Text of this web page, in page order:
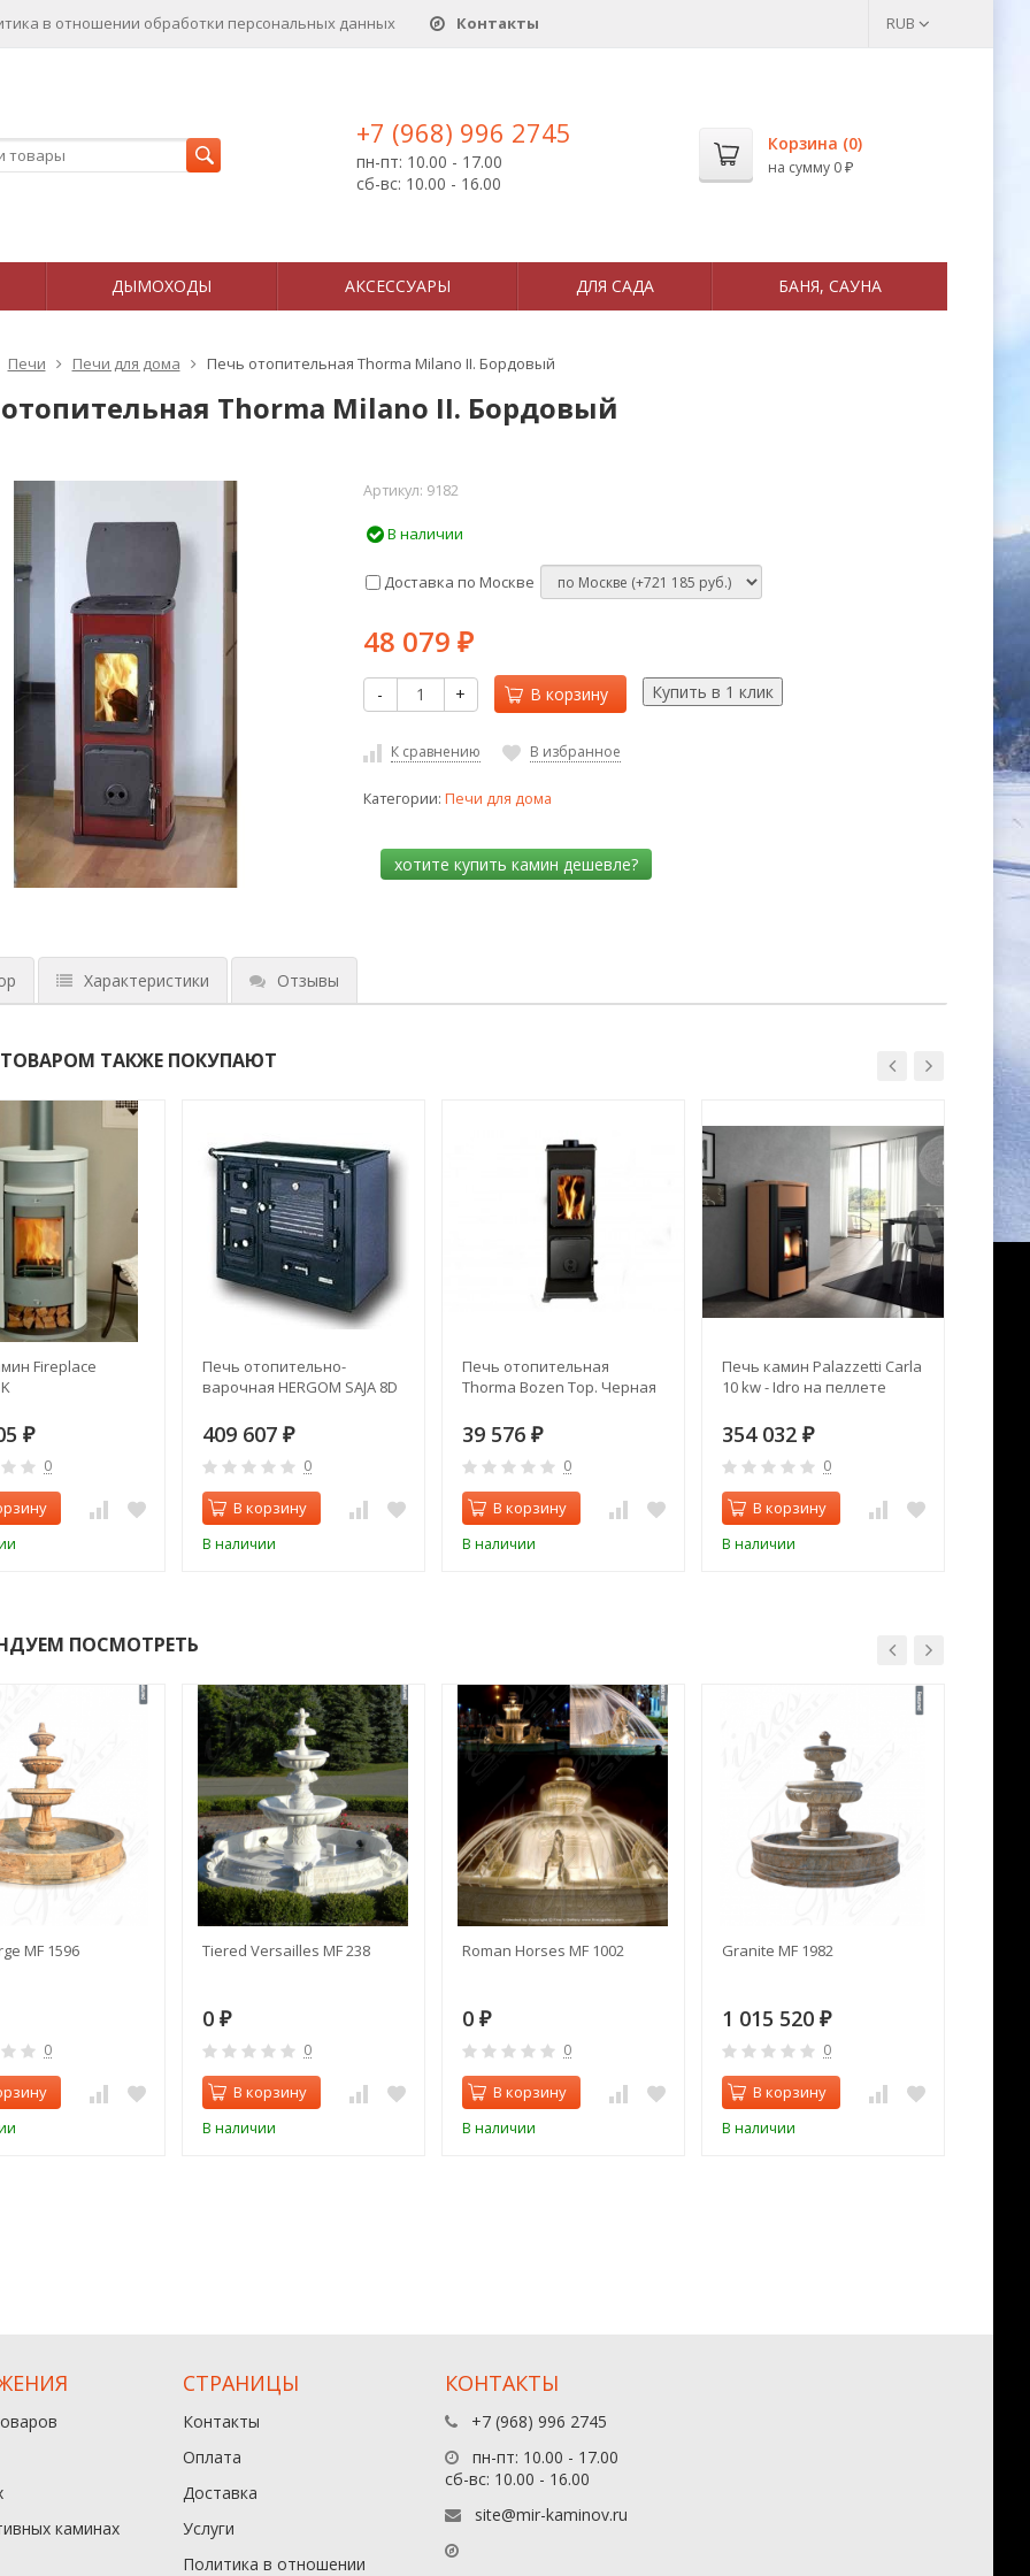
в отношении обработки персональных данныx Контакты RUB
+7 (968) 996 2745
пн-пт: 10.00 - 17.00
сб-вс: 10.00 - 16.00
Корзина (0)
на сумму 0 ₽
ДЫМОХОДЫ АКСЕССУАРЫ ДЛЯ САДА БАНЯ, САУНА
Печи Печи для дома Печь отопительная Thorma Milano II. Бордовый
Thorma Milano II. Бордовый
Артикул: 9182
В наличии
Доставка по Москве
48 079 ₽
- + В корзину
К сравнению В избранное
Категории: Печи для дома
Характеристики Отзывы
ТАКЖЕ ПОКУПАЮТ
Fireplace
₽
0
Печь отопительно-
варочная HERGOM SAJA 8D
409 607 ₽
0
В корзину
В наличии
Печь отопительная
Thorma Bozen Top. Черная
39 576 ₽
0
В корзину
В наличии
Печь камин Palazzetti Carla
10 kw - Idro на пеллете
354 032 ₽
0
В корзину
В наличии
ПОСМОТРЕТЬ
MF 1596
0
Tiered Versailles MF 238
0 ₽
0
В корзину
В наличии
Roman Horses MF 1002
0 ₽
0
В корзину
В наличии
Granite MF 1982
1 015 520 ₽
0
В корзину
В наличии
каминах
СТРАНИЦЫ
Контакты
Оплата
Доставка
Услуги
Политика в отношении
КОНТАКТЫ
+7 (968) 996 2745
пн-пт: 10.00 - 17.00
сб-вс: 10.00 - 16.00
site@mir-kaminov.ru